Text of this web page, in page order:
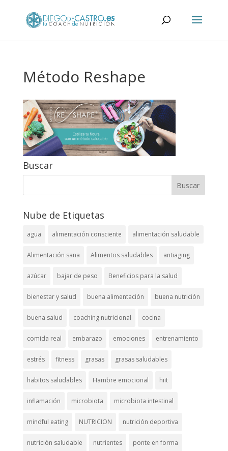
Método Reshape
Buscar
Nube de Etiquetas
agua alimentación consciente alimentación saludable
Alimentación sana Alimentos saludables antiaging
azúcar bajar de peso Beneficios para la salud
bienestar y salud buena alimentación buena nutrición
buena salud coaching nutricional cocina
comida real embarazo emociones entrenamiento
estrés fitness grasas grasas saludables
habitos saludables Hambre emocional hiit
inflamación microbiota microbiota intestinal
mindful eating NUTRICION nutrición deportiva
nutrición saludable nutrientes ponte en forma